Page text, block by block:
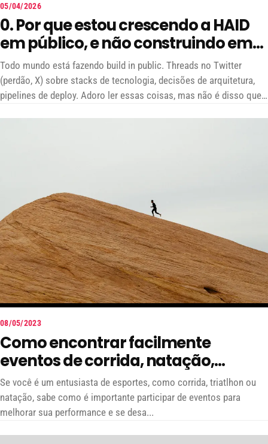
05/04/2026
0. Por que estou crescendo a HAID
em público, e não construindo em
público
Todo mundo está fazendo build in public. Threads no Twitter
(perdão, X) sobre stacks de tecnologia, decisões de arquitetura,
pipelines de deploy. Adoro ler essas coisas, mas não é disso que
08/05/2023
Como encontrar facilmente
eventos de corrida, natação,
ciclismo e triatlhon no mundo todo
Se você é um entusiasta de esportes, como corrida, triatlhon ou
natação, sabe como é importante participar de eventos para
melhorar sua performance e se desa...